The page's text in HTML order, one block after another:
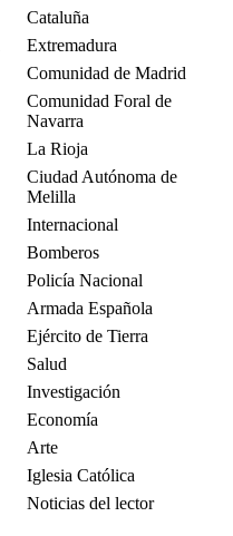
Cataluña
Extremadura
Comunidad de Madrid
Comunidad Foral de
Navarra
La Rioja
Ciudad Autónoma de
Melilla
Internacional
Bomberos
Policía Nacional
Armada Española
Ejército de Tierra
Salud
Investigación
Economía
Arte
Iglesia Católica
Noticias del lector